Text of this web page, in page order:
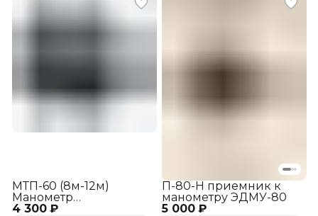
4 300 ₽
МТП-60 (8м-12м)
Манометр
дистанционный
5 000 ₽
П-80-Н приемник к
манометру ЭДМУ-80